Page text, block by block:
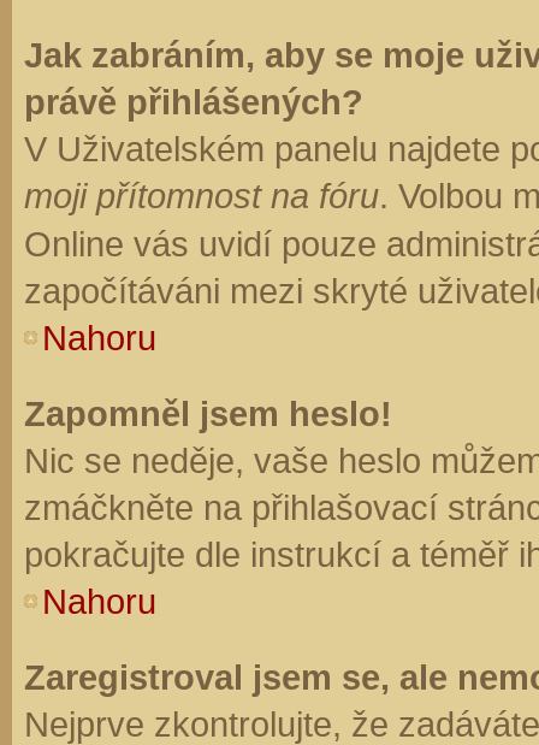
Jak zabráním, aby se moje
právě přihlášených?
V Uživatelském panelu najdete
moji přítomnost na fóru. Volbou
Online vás uvidí pouze
započítáváni mezi skryté
Nahoru
Zapomněl jsem heslo!
Nic se neděje, vaše heslo
zmáčkněte na přihlašovací
pokračujte dle instrukcí a téměř
Nahoru
Zaregistroval jsem se, ale
Nejprve zkontrolujte, že